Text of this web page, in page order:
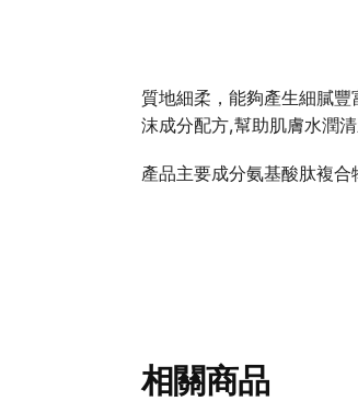
質地細柔，能夠產生細膩
沫成分配方,幫助肌膚水潤
產品主要成分氨基酸肽複
相關商品